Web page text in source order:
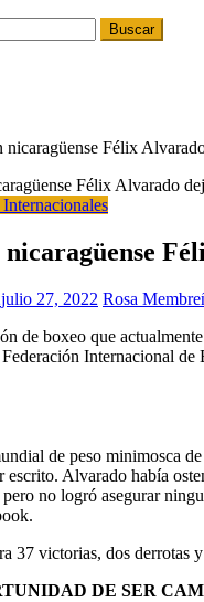
nicaragüense Félix
nicaragüense
julio 27, 2022 Rosa
de boxeo que
Internacional
de peso minimosca
escrito. Alvarado había
no logró asegurar
37 victorias, dos derrotas
DE SER